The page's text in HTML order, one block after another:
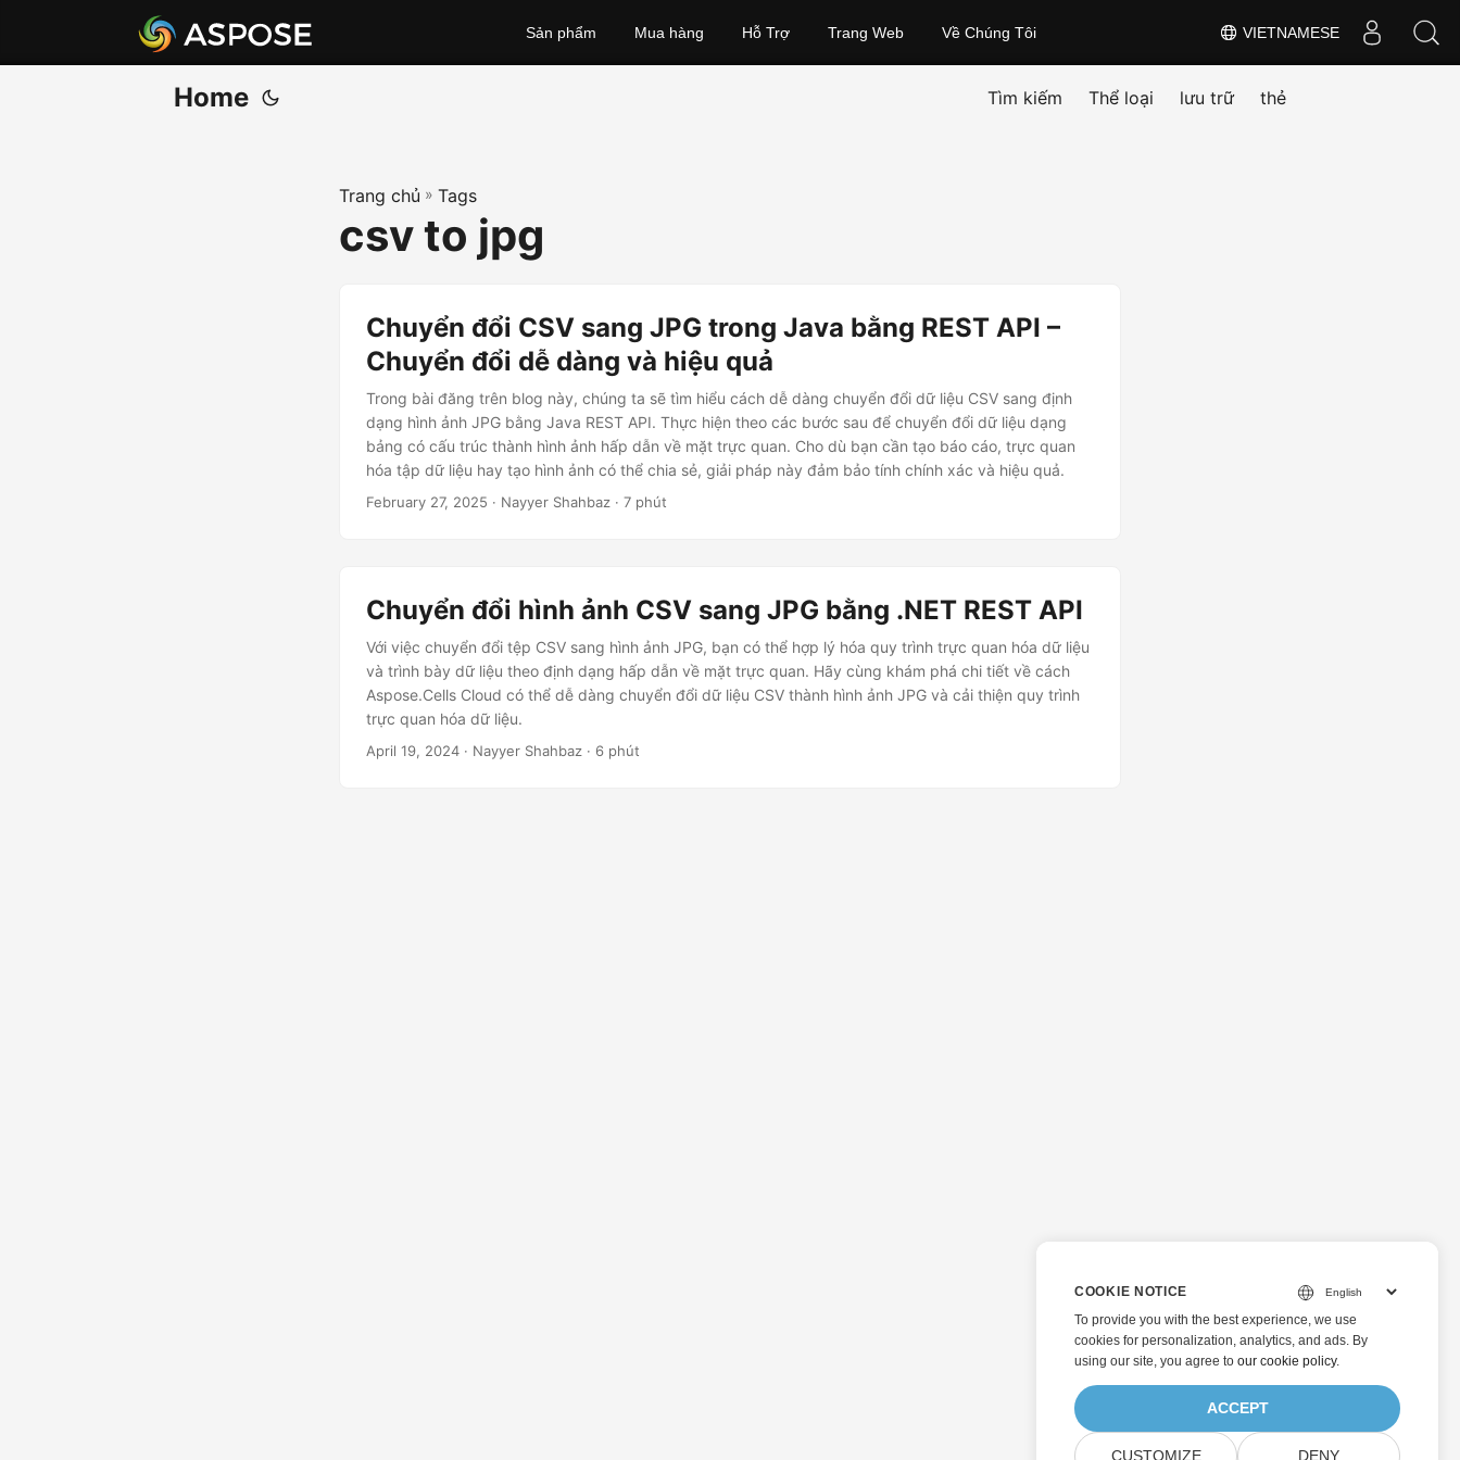
VIETNAMESE
Sản phẩm Mua hàng Hỗ Trợ Trang Web Về Chúng Tôi
Home Tìm kiếm Thể loại lưu trữ thẻ
Trang chủ » Tags
csv to jpg
Chuyển đổi CSV sang JPG trong Java bằng REST API –
Chuyển đổi dễ dàng và hiệu quả
Trong bài đăng trên blog này, chúng ta sẽ tìm hiểu cách dễ dàng chuyển đổi dữ liệu CSV sang định
dạng hình ảnh JPG bằng Java REST API. Thực hiện theo các bước sau để chuyển đổi dữ liệu dạng
bảng có cấu trúc thành hình ảnh hấp dẫn về mặt trực quan. Cho dù bạn cần tạo báo cáo, trực quan
hóa tập dữ liệu hay tạo hình ảnh có thể chia sẻ, giải pháp này đảm bảo tính chính xác và hiệu quả.
February 27, 2025 · Nayyer Shahbaz · 7 phút
Chuyển đổi hình ảnh CSV sang JPG bằng .NET REST API
Với việc chuyển đổi tệp CSV sang hình ảnh JPG, bạn có thể hợp lý hóa quy trình trực quan hóa dữ liệu
và trình bày dữ liệu theo định dạng hấp dẫn về mặt trực quan. Hãy cùng khám phá chi tiết về cách
Aspose.Cells Cloud có thể dễ dàng chuyển đổi dữ liệu CSV thành hình ảnh JPG và cải thiện quy trình
trực quan hóa dữ liệu.
April 19, 2024 · Nayyer Shahbaz · 6 phút
COOKIE NOTICE
To provide you with the best experience, we use
cookies for personalization, analytics, and ads. By
using our site, you agree to our cookie policy.
ACCEPT
CUSTOMIZE DENY